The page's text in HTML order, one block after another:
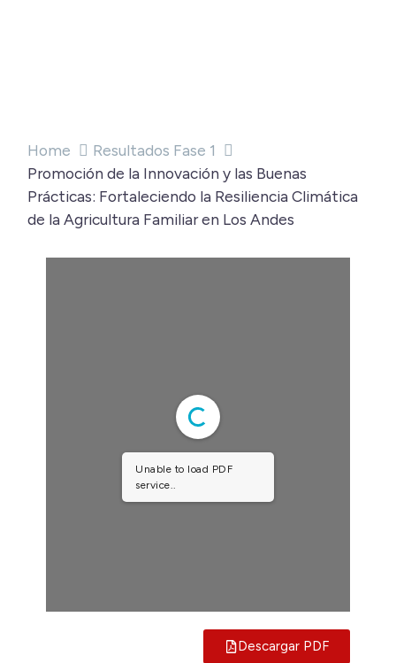
Home
Resultados Fase 1
Promoción de la Innovación y las Buenas
Prácticas: Fortaleciendo la Resiliencia Climática
de la Agricultura Familiar en Los Andes
Unable to load PDF
service..
Descargar PDF